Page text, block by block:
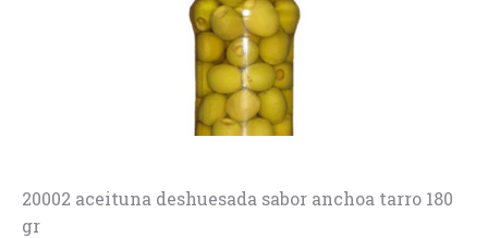
20002 aceituna deshuesada sabor anchoa tarro 180
gr